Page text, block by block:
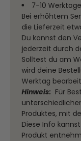
7-10
Bei erhöhtem
die Lieferzeit
Du kannst den
jederzeit durch
Solltest du am
wird deine
Werktag
Hinweis: Für
Produktes, mit
Diese Info
Produkt